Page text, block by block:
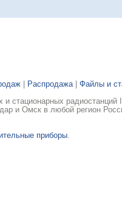
Распродажа| Файлы и
стационарных радиостанций
и Омск в любой регион
приборы.